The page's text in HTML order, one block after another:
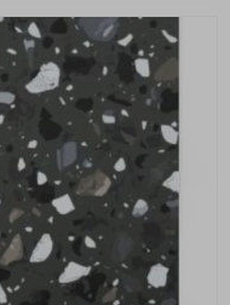
Wagen Kasse